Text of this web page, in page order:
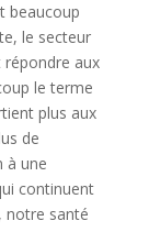
beaucoup
le secteur
répondre aux
le terme
plus aux
de
à une
continuent
notre santé